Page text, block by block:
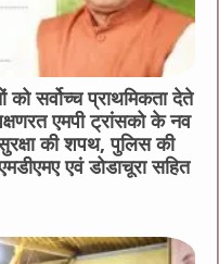
सर्वोच्च प्राथमिकता देते
एमपी ट्रांसको के नव
की शपथ, पुलिस की
एवं डोडाचूरा सहित